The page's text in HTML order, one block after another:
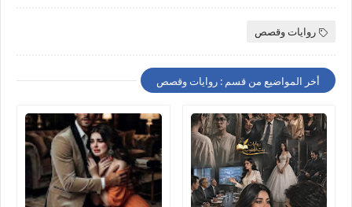
روايات وقصص
أخر المواضيع من قسم : روايات وقصص